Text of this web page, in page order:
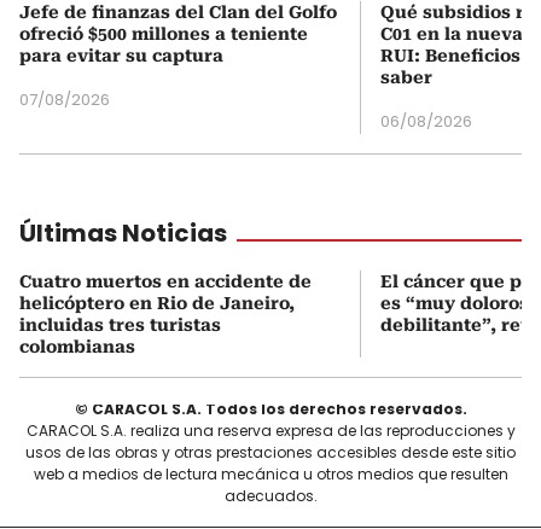
Jefe de finanzas del Clan del Golfo
ofreció $500 millones a teniente
para evitar su captura
07/08/2026
Qué subsidios
C01 en la nueva
RUI: Beneficios
saber
06/08/2026
Últimas Noticias
Cuatro muertos en accidente de
helicóptero en Rio de Janeiro,
incluidas tres turistas
colombianas
El cáncer que
es “muy
debilitante”,
© CARACOL S.A. Todos los derechos reservados.
CARACOL S.A. realiza una reserva expresa de las reproducciones y
usos de las obras y otras prestaciones accesibles desde este sitio
web a medios de lectura mecánica u otros medios que resulten
adecuados.